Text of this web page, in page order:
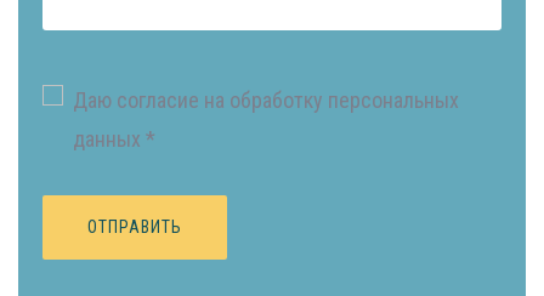
Даю согласие на обработку персональных
данных *